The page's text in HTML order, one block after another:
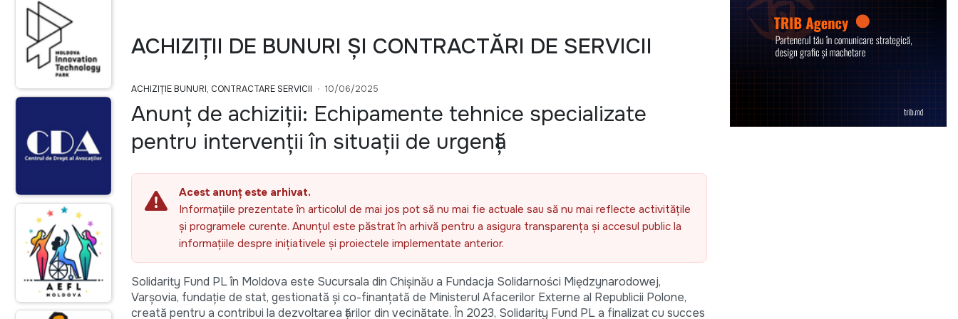
ACHIZIȚII DE BUNURI ȘI CONTRACTĂRI DE SERVICII
ACHIZIȚIE BUNURI, CONTRACTARE SERVICII 10/06/2025
Anunț de achiziții: Echipamente tehnice specializate
pentru intervenții în situații de urgență
Acest anunț este arhivat.
Informațiile prezentate în articolul de mai jos pot să nu mai fie actuale sau să nu mai reflecte activitățile
și programele curente. Anunțul este păstrat în arhivă pentru a asigura transparența și accesul public la
informațiile despre inițiativele și proiectele implementate anterior.
Solidarity Fund PL în Moldova este Sucursala din Chișinău a Fundacja Solidarności Międzynarodowej,
Varșovia, fundație de stat, gestionată și co-finanțată de Ministerul Afacerilor Externe al Republicii Polone,
creată pentru a contribui la dezvoltarea țărilor din vecinătate. În 2023, Solidarity Fund PL a finalizat cu succes